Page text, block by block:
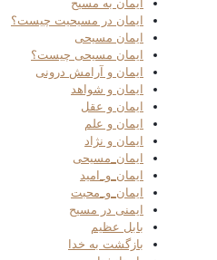
ایمان به مسیح
ایمان در مسیحیت چیست؟
ایمان مسیحی
ایمان مسیحی چیست؟
ایمان و آرامش درونی
ایمان و شواهد
ایمان و عقل
ایمان و علم
ایمان و نژاد
ایمان_مسیحی
ایمان_و_امید
ایمان_و_محبت
ایمنی در مسیح
بابل عظیم
بازگشت به خدا